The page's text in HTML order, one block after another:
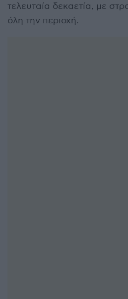
τελευταία δεκαετία, με
όλη την περιοχή.